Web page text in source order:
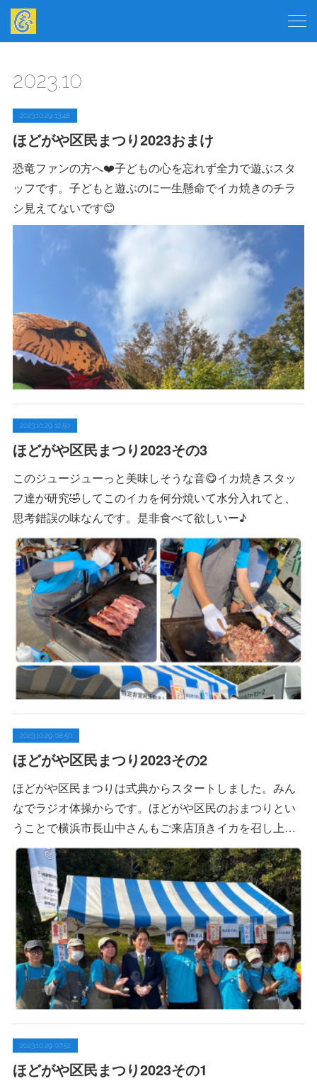
2023.10
2023.10.29 13:48
ほどがや区民まつり2023おまけ
恐竜ファンの方へ❤️子どもの心を忘れず全力で遊ぶスタ
ッフです。子どもと遊ぶのに一生懸命でイカ焼きのチラ
シ見えてないです😊
2023.10.29 12:50
ほどがや区民まつり2023その3
このジュージューっと美味しそうな音😋イカ焼きスタッ
フ達が研究🤣してこのイカを何分焼いて水分入れてと、
思考錯誤の味なんです。是非食べて欲しいー♪
2023.10.29 08:50
ほどがや区民まつり2023その2
ほどがや区民まつりは式典からスタートしました。みん
なでラジオ体操からです。ほどがや区民のおまつりとい
うことで横浜市長山中さんもご来店頂きイカを召し上…
2023.10.29 07:52
ほどがや区民まつり2023その1